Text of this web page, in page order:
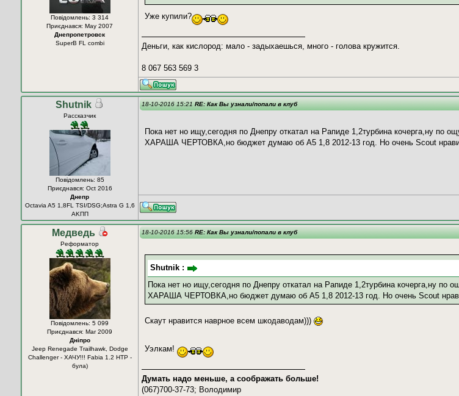
Повідомлень: 3 314
Приєднався: May 2007
Днепропетровск
SuperB FL combi
Уже купили?
Деньги, как кислород: мало - задыхаешься, много - голова кружится.
8 067 563 569 3
Shutnik
Рассказчик
Повідомлень: 85
Приєднався: Oct 2016
Днепр
Octavia A5 1,8FL TSI/DSG;Astra G 1,6
AKПП
18-10-2016 15:21 RE: Как Вы узнали/попали в клуб
Пока нет но ищу,сегодня по Днепру откатал на Рапиде 1,2турбина кочерга,ну
ХАРАША ЧЕРТОВКА,но бюджет думаю об А5 1,8 2012-13 год. Но очень Scout
Медведь
Реформатор
Повідомлень: 5 099
Приєднався: Mar 2009
Дніпро
Jeep Renegade Trailhawk, Dodge
Challenger - ХАЧУ!!! Fabia 1.2 HTP -
була)
18-10-2016 15:56 RE: Как Вы узнали/попали в клуб
Shutnik :
Пока нет но ищу,сегодня по Днепру откатал на Рапиде 1,2турбина кочерга,ну
ХАРАША ЧЕРТОВКА,но бюджет думаю об А5 1,8 2012-13 год. Но очень Scout
Скаут нравится наврное всем шкодаводам)))
Уэлкам!
Думать надо меньше, а соображать больше!
(067)700-37-73; Володимир